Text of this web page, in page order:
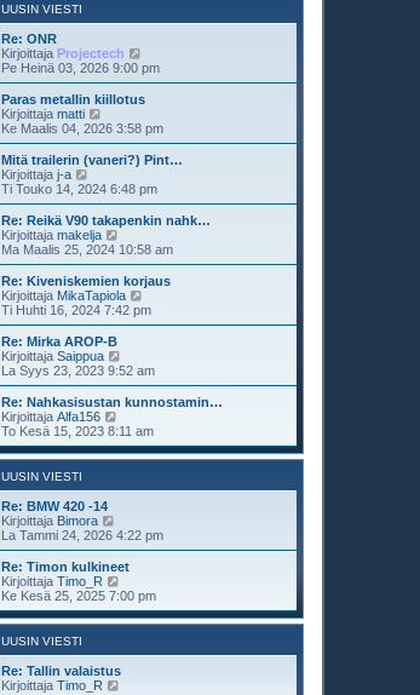
u
s
i
v
i
e
s
i
UUSIN VIESTI
Re: ONR
Kirjoittaja Projectech
ä
y
t
u
u
s
i
v
e
t
i
Pe Heinä 03, 2026 9:00 pm
Paras metallin kiillotus
Kirjoittaja matti
ä
y
t
u
s
i
n
v
e
s
i
Ke Maalis 04, 2026 3:58 pm
Mitä trailerin (vaneri?) Pint…
Kirjoittaja j-a
ä
y
t
ä
u
i
n
v
e
s
t
i
Ti Touko 14, 2024 6:48 pm
Re: Reikä V90 takapenkin nahk…
Kirjoittaja makelja
ä
y
ä
u
i
n
v
e
t
i
Ma Maalis 25, 2024 10:58 am
Re: Kiveniskemien korjaus
Kirjoittaja MikaTapiola
ä
y
u
i
v
i
Ti Huhti 16, 2024 7:42 pm
Re: Mirka AROP-B
Kirjoittaja Saippua
ä
y
t
u
s
e
s
i
La Syys 23, 2023 9:52 am
Re: Nahkasisustan kunnostamin…
Kirjoittaja Alfa156
ä
y
t
u
i
i
e
s
t
To Kesä 15, 2023 8:11 am
UUSIN VIESTI
Re: BMW 420 -14
Kirjoittaja Bimora
ä
y
t
ä
u
s
i
La Tammi 24, 2026 4:22 pm
Re: Timon kulkineet
Kirjoittaja Timo_R
ä
y
t
u
u
Ke Kesä 25, 2025 7:00 pm
UUSIN VIESTI
Re: Tallin valaistus
Kirjoittaja Timo_R